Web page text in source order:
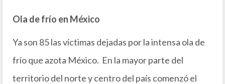
Ola de frío en México
Ya son 85 las víctimas dejadas por la intensa ola de
frío que azota México. En la mayor parte del
territorio del norte y centro del país comenzó el